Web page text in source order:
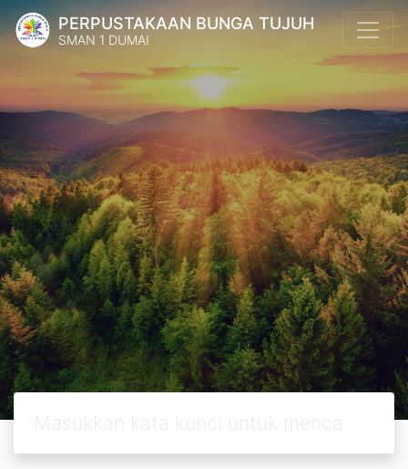
PERPUSTAKAAN BUNGA TUJUH
SMAN 1 DUMAI